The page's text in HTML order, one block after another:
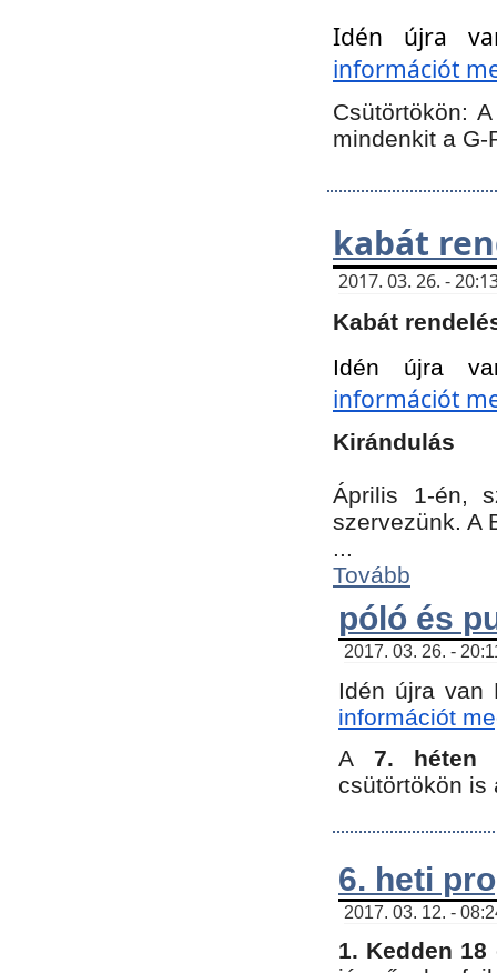
Idén újra
információt
Csütörtökön:A
mindenkit a G-
kabát
2017. 03. 26. -
Kabát
Idén újra
információt
Kirándulás
Április 1-én,
szervezünk. A
...
Tovább
póló és
2017. 03. 26. -
Idén újra van
információt
A 7. héten
csütörtökön is
6. heti
2017. 03. 12. -
1. Kedden 18